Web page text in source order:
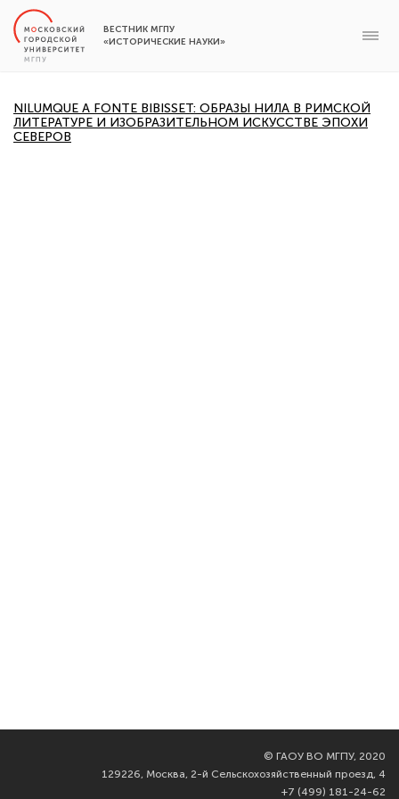
ВЕСТНИК МГПУ
«ИСТОРИЧЕСКИЕ НАУКИ»
NILUMQUE A FONTE BIBISSET: ОБРАЗЫ НИЛА В РИМСКОЙ
ЛИТЕРАТУРЕ И ИЗОБРАЗИТЕЛЬНОМ ИСКУССТВЕ ЭПОХИ
СЕВЕРОВ
© ГАОУ ВО МГПУ, 2020
129226, Москва, 2-й Сельскохозяйственный проезд, 4
+7 (499) 181-24-62